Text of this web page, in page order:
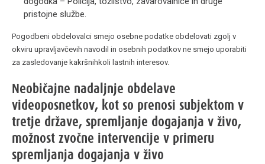
pristojne službe.
Pogodbeni obdelovalci smejo osebne podatke obdelovati zgolj v
okviru upravljavčevih navodil in osebnih podatkov ne smejo uporabiti
za zasledovanje kakršnihkoli lastnih interesov.
Neobičajne nadaljnje obdelave
videoposnetkov, kot so prenosi subjektom v
tretje države, spremljanje dogajanja v živo,
možnost zvočne intervencije v primeru
spremljanja dogajanja v živo